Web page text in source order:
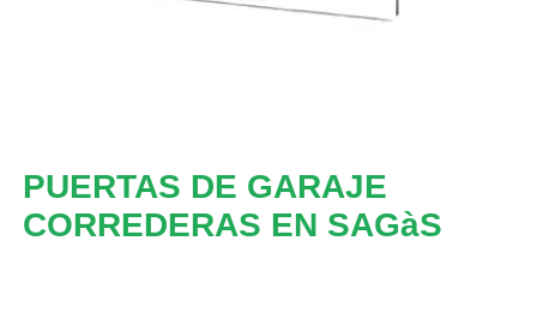
PUERTAS DE GARAJE
CORREDERAS EN SAGàS